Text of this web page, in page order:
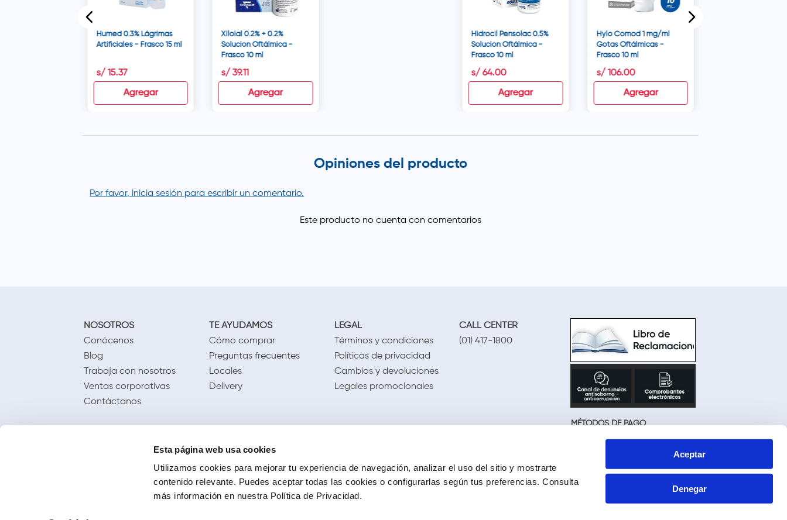
Esta página web usa cookies
Utilizamos cookies para mejorar tu experiencia de navegación, analizar el uso del sitio y mostrarte
contenido relevante. Puedes aceptar todas las cookies o configurarlas según tus preferencias.Consulta
más información en nuestra Política de Privacidad.
Aceptar
Denegar
Humed 0.3% Lágrimas
Artificiales - Frasco 15 ml
s/ 15.37
Agregar
Xiloial 0.2% + 0.2%
Solución Oftálmica -
Frasco 10 ml
s/ 39.11
Agregar
Hidrocil Pensolac 0.5%
Solución Oftálmica -
Frasco 10 ml
s/ 64.00
Agregar
Hylo Comod 1 mg/ml
Gotas Oftálmicas -
Frasco 10 ml
s/ 106.00
Agregar
Opiniones del producto
Por favor, inicia sesión para escribir un comentario.
NOSOTROS
Conócenos
Blog
Trabaja con nosotros
Ventas corporativas
Contáctanos
TE AYUDAMOS
Cómo comprar
Preguntas frecuentes
Locales
Delivery
LEGAL
Términos y condiciones
Políticas de privacidad
Cambios y devoluciones
Legales promocionales
CALL CENTER
(01) 417-1800
MÉTODOS DE PAGO